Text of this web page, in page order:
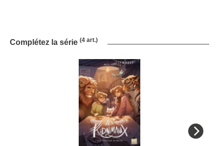
Complétez la série (4 art.)